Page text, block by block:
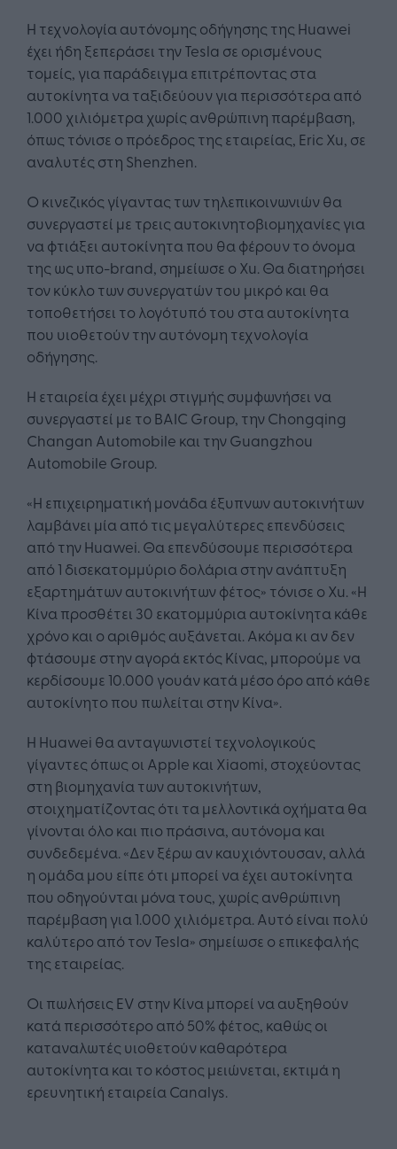
Η τεχνολογία αυτόνομης οδήγησης της Huawei
έχει ήδη ξεπεράσει την Tesla σε ορισμένους
τομείς, για παράδειγμα επιτρέποντας στα
αυτοκίνητα να ταξιδεύουν για περισσότερα από
1.000 χιλιόμετρα χωρίς ανθρώπινη παρέμβαση,
όπως τόνισε ο πρόεδρος της εταιρείας, Eric Xu, σε
αναλυτές στη Shenzhen.
Ο κινεζικός γίγαντας των τηλεπικοινωνιών θα
συνεργαστεί με τρεις αυτοκινητοβιομηχανίες για
να φτιάξει αυτοκίνητα που θα φέρουν το όνομα
της ως υπο-brand, σημείωσε ο Xu. Θα διατηρήσει
τον κύκλο των συνεργατών του μικρό και θα
τοποθετήσει το λογότυπό του στα αυτοκίνητα
που υιοθετούν την αυτόνομη τεχνολογία
οδήγησης.
Η εταιρεία έχει μέχρι στιγμής συμφωνήσει να
συνεργαστεί με το BAIC Group, την Chongqing
Changan Automobile και την Guangzhou
Automobile Group.
«Η επιχειρηματική μονάδα έξυπνων αυτοκινήτων
λαμβάνει μία από τις μεγαλύτερες επενδύσεις
από την Huawei. Θα επενδύσουμε περισσότερα
από 1 δισεκατομμύριο δολάρια στην ανάπτυξη
εξαρτημάτων αυτοκινήτων φέτος» τόνισε ο Xu. «Η
Κίνα προσθέτει 30 εκατομμύρια αυτοκίνητα κάθε
χρόνο και ο αριθμός αυξάνεται. Ακόμα κι αν δεν
φτάσουμε στην αγορά εκτός Κίνας, μπορούμε να
κερδίσουμε 10.000 γουάν κατά μέσο όρο από κάθε
αυτοκίνητο που πωλείται στην Κίνα».
Η Huawei θα ανταγωνιστεί τεχνολογικούς
γίγαντες όπως οι Apple και Xiaomi, στοχεύοντας
στη βιομηχανία των αυτοκινήτων,
στοιχηματίζοντας ότι τα μελλοντικά οχήματα θα
γίνονται όλο και πιο πράσινα, αυτόνομα και
συνδεδεμένα. «Δεν ξέρω αν καυχιόντουσαν, αλλά
η ομάδα μου είπε ότι μπορεί να έχει αυτοκίνητα
που οδηγούνται μόνα τους, χωρίς ανθρώπινη
παρέμβαση για 1.000 χιλιόμετρα. Αυτό είναι πολύ
καλύτερο από τον Tesla» σημείωσε ο επικεφαλής
της εταιρείας.
Οι πωλήσεις EV στην Κίνα μπορεί να αυξηθούν
κατά περισσότερο από 50% φέτος, καθώς οι
καταναλωτές υιοθετούν καθαρότερα
αυτοκίνητα και το κόστος μειώνεται, εκτιμά η
ερευνητική εταιρεία Canalys.